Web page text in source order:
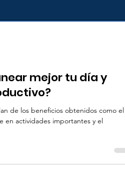
mejor tu día y
de los beneficios obtenidos como el